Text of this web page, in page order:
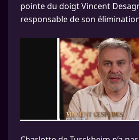
pointe du doigt Vincent
responsable de son